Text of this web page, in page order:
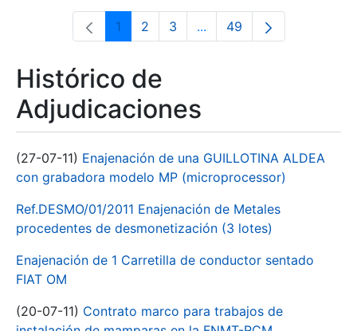
Página
1 Página
2 Página
3 ...Páginas intermedias Use
Página
49
Histórico de
Adjudicaciones
(27-07-11) Enajenación de una GUILLOTINA ALDEA
con grabadora modelo MP (microprocessor)
Ref.DESMO/01/2011 Enajenación de Metales
procedentes de desmonetización (3 lotes)
Enajenación de 1 Carretilla de conductor sentado
FIAT OM
(20-07-11) Contrato marco para trabajos de